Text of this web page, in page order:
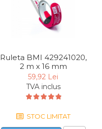
Ruleta BMI 429241020,
2 m x 16 mm
59,92 Lei
TVA inclus
STOC LIMITAT